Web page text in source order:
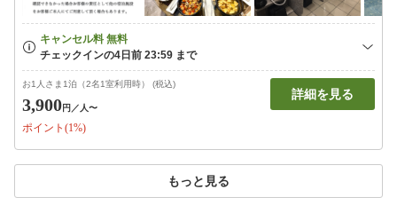
お1人さま1泊（2名1室利用時） (税込)
3,900円 ／人〜
ポイント(1%)
詳細を見る
もっと見る